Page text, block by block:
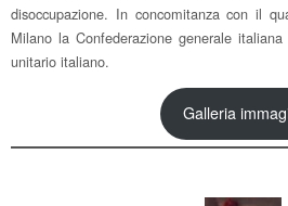
disoccupazione. In concomitanza con il
Milano la Confederazione generale
unitario italiano.
Galleria